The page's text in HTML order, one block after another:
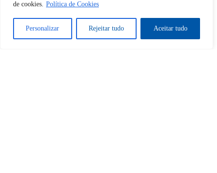
de cookies. Política de Cookies
Personalizar Rejeitar tudo Aceitar tudo
Sim